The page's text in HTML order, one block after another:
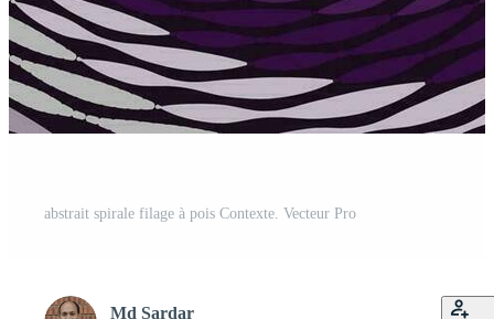
abstrait spirale filage à pois Contexte. Vecteur Pro
Md Sardar